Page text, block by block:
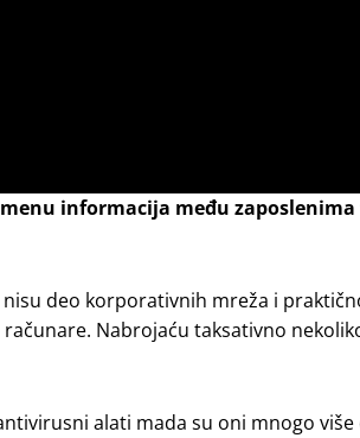
informacija među
deo korporativnih mreža i
Nabrojaću taksativno
alati mada su oni mnogo više